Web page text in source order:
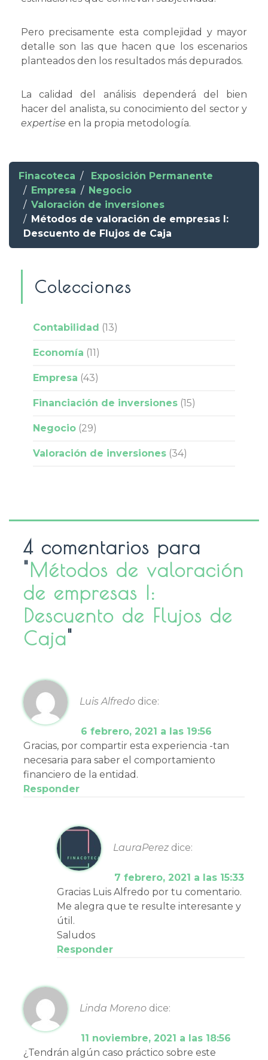
Pero precisamente esta complejidad y mayor
detalle son las que hacen que los escenarios
planteados den los resultados más depurados.
La calidad del análisis dependerá del bien
hacer del analista, su conocimiento del sector y
expertise en la propia metodología.
Finacoteca
Exposición Permanente
Empresa
Negocio
Valoración de inversiones
Métodos de valoración de empresas I:
Descuento de Flujos de Caja
Colecciones
Contabilidad (13)
Economía (11)
Empresa (43)
Financiación de inversiones (15)
Negocio (29)
Valoración de inversiones (34)
4 comentarios para
"Métodos de valoración
de empresas I:
Descuento de Flujos de
Caja"
Luis Alfredo dice:
6 febrero, 2021 a las 19:56
Gracias, por compartir esta experiencia -tan
necesaria para saber el comportamiento
financiero de la entidad.
Responder
LauraPerez dice:
7 febrero, 2021 a las 15:33
Gracias Luis Alfredo por tu comentario.
Me alegra que te resulte interesante y
útil.
Saludos
Responder
Linda Moreno dice:
11 noviembre, 2021 a las 18:56
¿Tendrán algún caso práctico sobre este